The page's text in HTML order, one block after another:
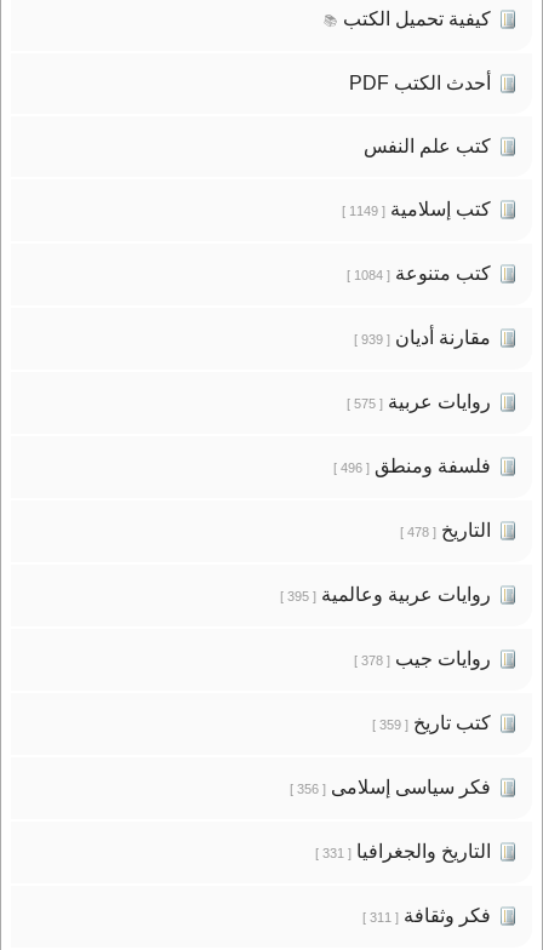
كيفية تحميل الكتب 📚
أحدث الكتب PDF
كتب علم النفس
كتب إسلامية[ 1149 ]
كتب متنوعة[ 1084 ]
مقارنة أديان[ 939 ]
روايات عربية[ 575 ]
فلسفة ومنطق[ 496 ]
التاريخ[ 478 ]
روايات عربية وعالمية[ 395 ]
روايات جيب[ 378 ]
كتب تاريخ[ 359 ]
فكر سياسى إسلامى[ 356 ]
التاريخ والجغرافيا[ 331 ]
فكر وثقافة[ 311 ]